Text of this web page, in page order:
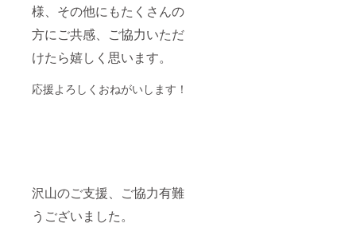
様、その他にもたくさんの
方にご共感、ご協力いただ
けたら嬉しく思います。
応援よろしくおねがいします！
沢山のご支援、ご協力有難
うございました。